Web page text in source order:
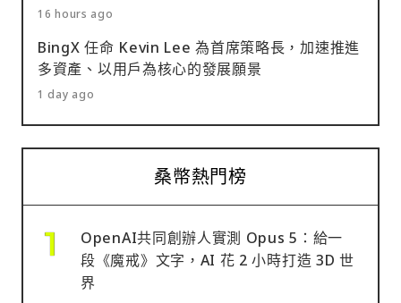
16 hours ago
BingX 任命 Kevin Lee 為首席策略長，加速推進
多資產、以用戶為核心的發展願景
1 day ago
桑幣熱門榜
OpenAI共同創辦人實測 Opus 5：給一
段《魔戒》文字，AI 花 2 小時打造 3D 世
界